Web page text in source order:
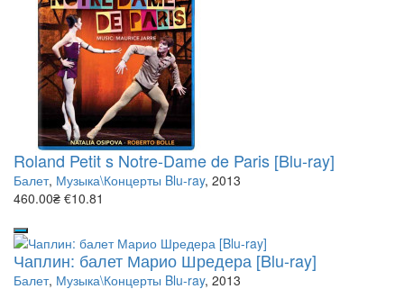
Roland Petit s Notre-Dame de Paris [Blu-ray]
Балет, Музыка\Концерты Blu-ray, 2013
460.00₴ €10.81
Чаплин: балет Марио Шредера [Blu-ray]
Балет, Музыка\Концерты Blu-ray, 2013